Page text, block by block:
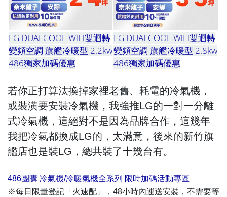
LG DUALCOOL WiFi雙迴轉
變頻空調 旗艦冷暖型 2.2kw
486獨家加碼優惠
LG DUALCOOL WiFi雙迴轉
變頻空調 旗艦冷暖型 2.8kw
486獨家加碼優惠
若你正打算汰換掉家裡老舊、耗電的冷氣機，
或裝潢要安裝冷氣機，我強推LG的一對一分離
式冷氣機，這絕對不是因為品牌合作，這幾年
我把冷氣都換成LG的，太滿意，後來的新竹旗
艦店也是裝LG，總共裝了十幾台有。
486團購 冷氣機/冷暖氣機全系列 限時加碼活動專區
※每日限量登記「火速配」，48小時內運送安裝，不需要等